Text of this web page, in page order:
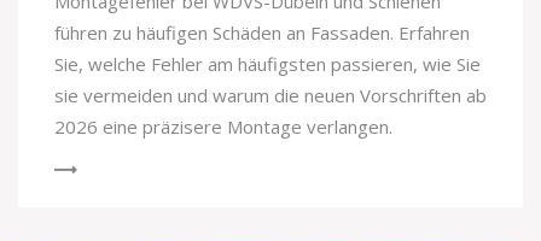
führen zu häufigen Schäden an Fassaden. Erfahren
Sie, welche Fehler am häufigsten passieren, wie Sie
sie vermeiden und warum die neuen Vorschriften ab
2026 eine präzisere Montage verlangen.